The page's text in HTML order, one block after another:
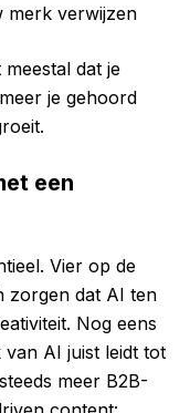
merk verwijzen
dat je
je gehoord
een
Vier op de
zorgen dat AI ten
Nog eens
AI juist leidt tot
meer B2B-